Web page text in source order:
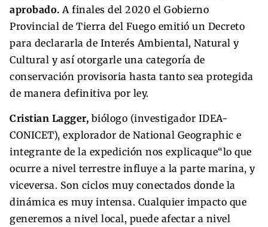
aprobado. A finales del 2020 el Gobierno
Provincial de Tierra del Fuego emitió un Decreto
para declararla de Interés Ambiental, Natural y
Cultural y así otorgarle una categoría de
conservación provisoria hasta tanto sea protegida
de manera definitiva por ley.
Cristian Lagger, biólogo (investigador IDEA-
CONICET), explorador de National Geographic e
integrante de la expedición nos explicaque“lo que
ocurre a nivel terrestre influye a la parte marina, y
viceversa. Son ciclos muy conectados donde la
dinámica es muy intensa. Cualquier impacto que
generemos a nivel local, puede afectar a nivel